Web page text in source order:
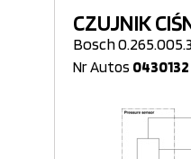
CZUJNIK
Bosch
Nr Autos 0430132